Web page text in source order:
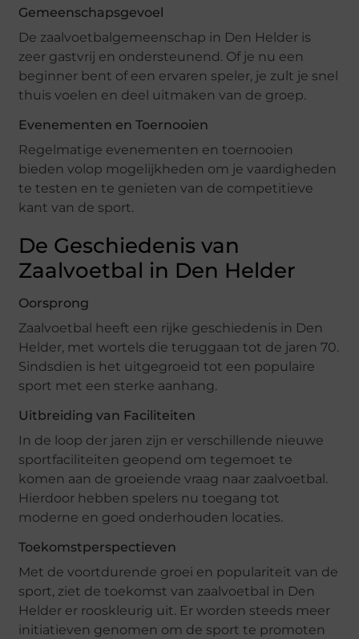
Gemeenschapsgevoel
De zaalvoetbalgemeenschap in Den Helder is
zeer gastvrij en ondersteunend. Of je nu een
beginner bent of een ervaren speler, je zult je snel
thuis voelen en deel uitmaken van de groep.
Evenementen en Toernooien
Regelmatige evenementen en toernooien
bieden volop mogelijkheden om je vaardigheden
te testen en te genieten van de competitieve
kant van de sport.
De Geschiedenis van
Zaalvoetbal in Den Helder
Oorsprong
Zaalvoetbal heeft een rijke geschiedenis in Den
Helder, met wortels die teruggaan tot de jaren 70.
Sindsdien is het uitgegroeid tot een populaire
sport met een sterke aanhang.
Uitbreiding van Faciliteiten
In de loop der jaren zijn er verschillende nieuwe
sportfaciliteiten geopend om tegemoet te
komen aan de groeiende vraag naar zaalvoetbal.
Hierdoor hebben spelers nu toegang tot
moderne en goed onderhouden locaties.
Toekomstperspectieven
Met de voortdurende groei en populariteit van de
sport, ziet de toekomst van zaalvoetbal in Den
Helder er rooskleurig uit. Er worden steeds meer
initiatieven genomen om de sport te promoten